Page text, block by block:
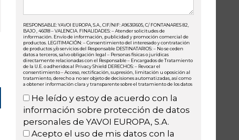
RESPONSABLE: YAVOI EUROPA, S.A., CIF/NIF: A96361605, C/ FONTANARES 82,
BAJO , 46018 – VALENCIA. FINALIDADES: – Atender solicitudes de
información. Envío de información, publicidad y promoción comercial de
productos. LEGITIMACIÓN: – Consentimiento del interesado y contratación
de productos y/o servicios del Responsable DESTINATARIOS: – No se ceden
datos a terceros, salvo obligación legal – Personas físicas o jurídicas
directamente relacionadas con el Responsable – Encargados de Tratamiento
de la U.E. o adheridos al Privacy Shield DERECHOS: – Revocar el
consentimiento – Acceso, rectificación, supresión, limitación u oposición al
tratamiento, derecho a no ser objeto de decisiones automatizadas, así como
a obtener información clara y transparente sobre el tratamiento de los datos
He leído y estoy de acuerdo con la
información sobre protección de datos
personales de YAVOI EUROPA, S.A.
Acepto el uso de mis datos con la